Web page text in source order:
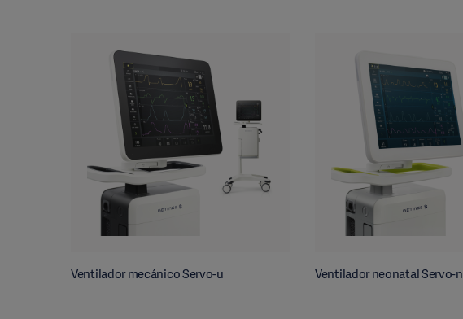
Ventilador mecánico Servo-u Ventilador neonatal Servo-n